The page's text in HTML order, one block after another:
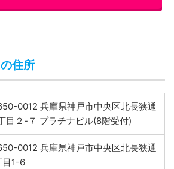
住所
0012 兵庫県神戸市中央区北長狭通
目２-７ プラチナビル(8階受付)
0012 兵庫県神戸市中央区北長狭通
目1-6